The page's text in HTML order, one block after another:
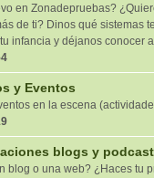
en Zonadepruebas?
de ti? Dinos qué sistemas
infancia y déjanos conocer
y Eventos
en la escena
blogs y
blog o una web? ¿Haces tu